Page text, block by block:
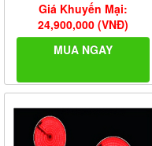
Giá Khuyến Mại:
24,900,000 (VNĐ)
MUA NGAY